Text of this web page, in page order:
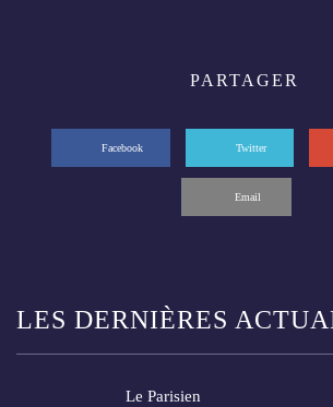
PARTAGER
Facebook Twitter
Email
LES DERNIÈRES
Le Parisien